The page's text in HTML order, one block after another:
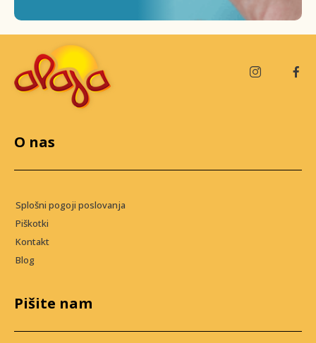
O nas
Splošni pogoji poslovanja
Piškotki
Kontakt
Blog
Pišite nam